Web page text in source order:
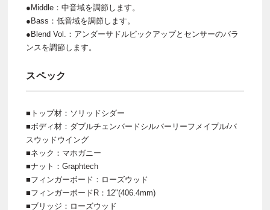
●Middle：中音域を調節します。
●Bass：低音域を調節します。
●Blend Vol.：アンダーサドルピックアップとセンサーのバラ
ンスを調節します。
スペック
■トップ材：ソリッドシダー
■ボディ材：ダブルチェンバードシルバーリーフメイプル/バ
スウッドウイング
■ネック：マホガニー
■ナット：Graphtech
■フィンガーボード：ローズウッド
■フィンガーボードR：12"(406.4mm)
■ブリッジ：ローズウッド